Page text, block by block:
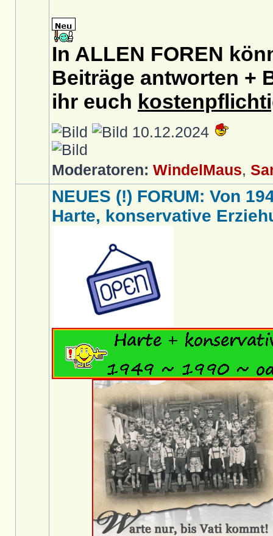
In ALLEN FOREN
Beiträge antworten +
ihr euch
10.12.2024
Moderatoren: WindelMaus,
NEUES (!) FORUM: Von
Harte, konservative